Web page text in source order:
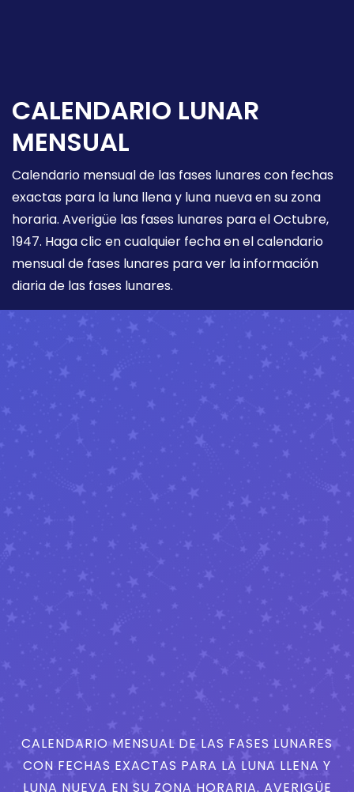
CALENDARIO LUNAR
MENSUAL
Calendario mensual de las fases lunares con fechas
exactas para la luna llena y luna nueva en su zona
horaria. Averigüe las fases lunares para el Octubre,
1947. Haga clic en cualquier fecha en el calendario
mensual de fases lunares para ver la información
diaria de las fases lunares.
CALENDARIO MENSUAL DE LAS FASES LUNARES
CON FECHAS EXACTAS PARA LA LUNA LLENA Y
LUNA NUEVA EN SU ZONA HORARIA. AVERIGÜE